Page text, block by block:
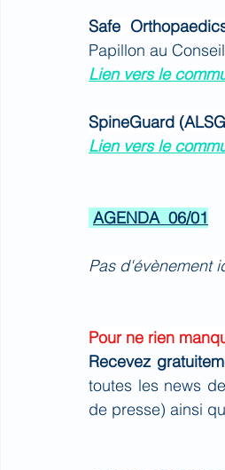
Safe
Papillon au
Lien vers le
SpineGuard
Lien vers le
AGENDA  06/01
Pas d'évènement
Pour ne rien
Recevez
toutes les news
de presse) ainsi